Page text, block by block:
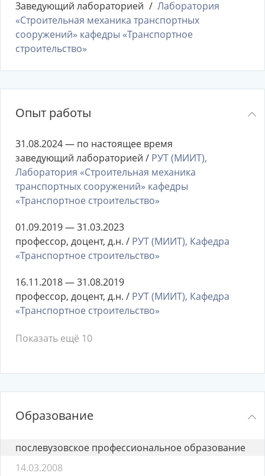
Заведующий лабораторией
Лаборатория
«Строительная механика транспортных
сооружений» кафедры «Транспортное
строительство»
Опыт работы
31.08.2024 — по настоящее время
заведующий лабораторией / РУТ (МИИТ),
Лаборатория «Строительная механика
транспортных сооружений» кафедры
«Транспортное строительство»
01.09.2019 — 31.03.2023
профессор, доцент, д.н. / РУТ (МИИТ), Кафедра
«Транспортное строительство»
16.11.2018 — 31.08.2019
профессор, доцент, д.н. / РУТ (МИИТ), Кафедра
«Транспортное строительство»
Показать ещё 10
Образование
послевузовское профессиональное образование
14.03.2008